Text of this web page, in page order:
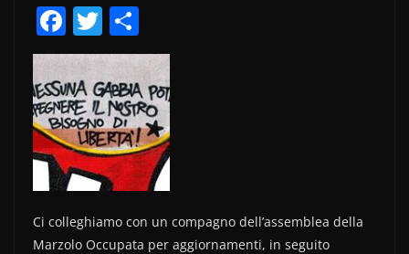
F
a
c
e
b
o
o
k
T
w
itt
er
o
n
di
vi
di
Ci colleghiamo con un compagno dell’assemblea della
Marzolo Occupata per aggiornamenti, in seguito